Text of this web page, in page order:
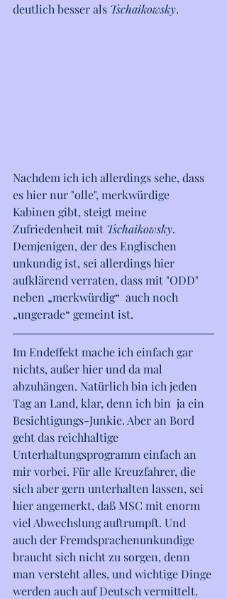
deutlich besser als Tschaikowsky.
Nachdem ich ich allerdings sehe, dass
es hier nur "olle", merkwürdige
Kabinen gibt, steigt meine
Zufriedenheit mit Tschaikowsky.
Demjenigen, der des Englischen
unkundig ist, sei allerdings hier
aufklärend verraten, dass mit "ODD"
neben „merkwürdig“  auch noch
„ungerade“ gemeint ist.
Im Endeffekt mache ich einfach gar
nichts, außer hier und da mal
abzuhängen. Natürlich bin ich jeden
Tag an Land, klar, denn ich bin  ja ein
Besichtigungs-Junkie. Aber an Bord
geht das reichhaltige
Unterhaltungsprogramm einfach an
mir vorbei. Für alle Kreuzfahrer, die
sich aber gern unterhalten lassen, sei
hier angemerkt, daß MSC mit enorm
viel Abwechslung auftrumpft. Und
auch der Fremdsprachenunkundige
braucht sich nicht zu sorgen, denn
man versteht alles, und wichtige Dinge
werden auch auf Deutsch vermittelt.